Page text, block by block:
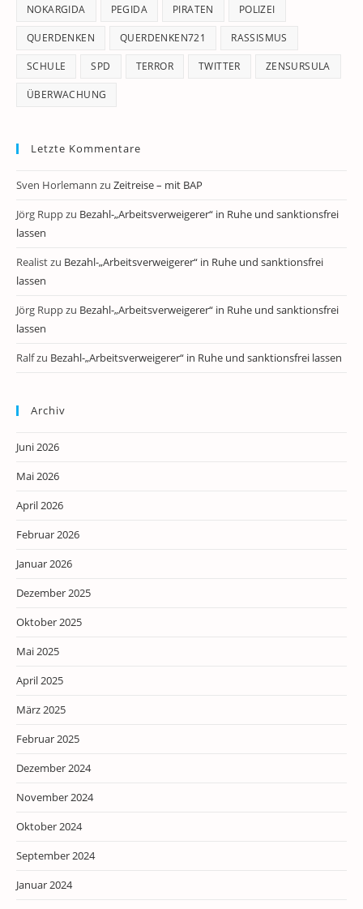
NOKARGIDA PEGIDA PIRATEN POLIZEI
QUERDENKEN QUERDENKEN721 RASSISMUS
SCHULE SPD TERROR TWITTER ZENSURSULA
ÜBERWACHUNG
Letzte Kommentare
Sven Horlemann zu Zeitreise – mit BAP
Jörg Ruppzu Bezahl-„Arbeitsverweigerer“ in Ruhe und sanktionsfrei
lassen
Realistzu Bezahl-„Arbeitsverweigerer“ in Ruhe und sanktionsfrei
lassen
Jörg Ruppzu Bezahl-„Arbeitsverweigerer“ in Ruhe und sanktionsfrei
lassen
Ralfzu Bezahl-„Arbeitsverweigerer“ in Ruhe und sanktionsfrei lassen
Archiv
Juni 2026
Mai 2026
April 2026
Februar 2026
Januar 2026
Dezember 2025
Oktober 2025
Mai 2025
April 2025
März 2025
Februar 2025
Dezember 2024
November 2024
Oktober 2024
September 2024
Januar 2024